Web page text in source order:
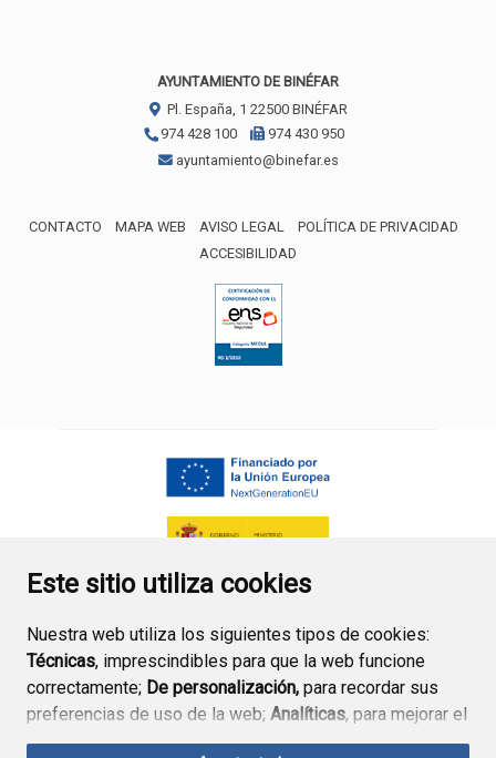
Este sitio utiliza cookies
Nuestra web utiliza los siguientes tipos de cookies:
Técnicas, imprescindibles para que la web funcione
correctamente; De personalización, para recordar sus
preferencias de uso de la web; Analíticas, para mejorar el
funcionamiento de la web y sus servicios.
AYUNTAMIENTO DE BINÉFAR
Pl. España, 1 22500 BINÉFAR
974 428 100
974 430 950
ayuntamiento@binefar.es
CONTACTO MAPA WEB AVISO LEGAL
POLÍTICA DE PRIVACIDAD
ACCESIBILIDAD